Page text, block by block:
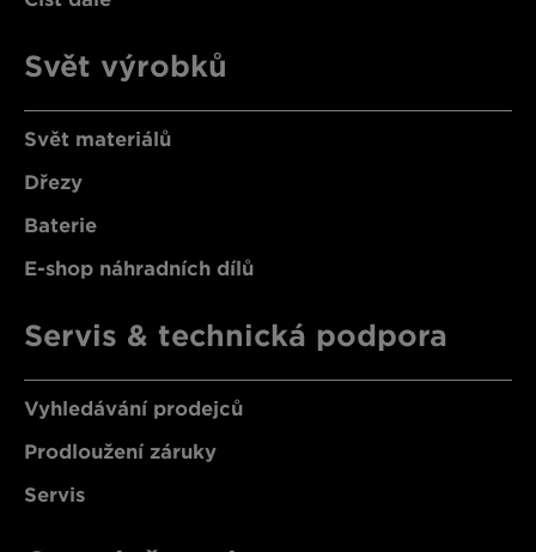
Svět výrobků
Svět materiálů
Dřezy
Baterie
E-shop náhradních dílů
Servis & technická podpora
Vyhledávání prodejců
Prodloužení záruky
Servis